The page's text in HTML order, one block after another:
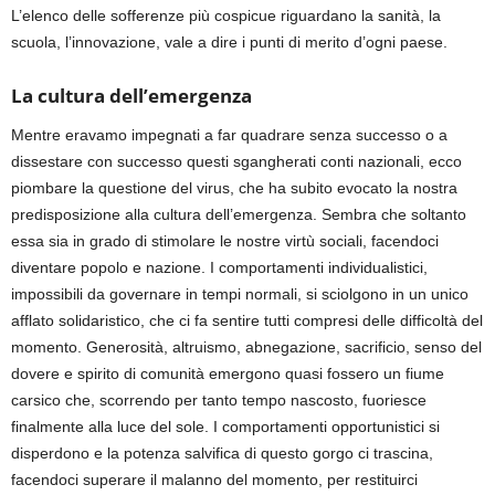
L’elenco delle sofferenze più cospicue riguardano la sanità, la
scuola, l’innovazione, vale a dire i punti di merito d’ogni paese.
La cultura dell’emergenza
Mentre eravamo impegnati a far quadrare senza successo o a
dissestare con successo questi sgangherati conti nazionali, ecco
piombare la questione del virus, che ha subito evocato la nostra
predisposizione alla cultura dell’emergenza. Sembra che soltanto
essa sia in grado di stimolare le nostre virtù sociali, facendoci
diventare popolo e nazione. I comportamenti individualistici,
impossibili da governare in tempi normali, si sciolgono in un unico
afflato solidaristico, che ci fa sentire tutti compresi delle difficoltà del
momento. Generosità, altruismo, abnegazione, sacrificio, senso del
dovere e spirito di comunità emergono quasi fossero un fiume
carsico che, scorrendo per tanto tempo nascosto, fuoriesce
finalmente alla luce del sole. I comportamenti opportunistici si
disperdono e la potenza salvifica di questo gorgo ci trascina,
facendoci superare il malanno del momento, per restituirci